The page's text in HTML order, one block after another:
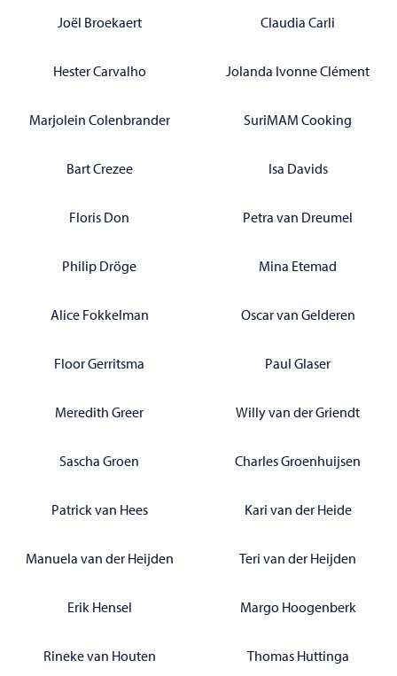
Joël Broekaert Claudia Carli
Hester Carvalho Jolanda Ivonne Clément
Marjolein Colenbrander SuriMAM Cooking
Bart Crezee Isa Davids
Floris Don Petra van Dreumel
Philip Dröge Mina Etemad
Alice Fokkelman Oscar van Gelderen
Floor Gerritsma Paul Glaser
Meredith Greer Willy van der Griendt
Sascha Groen Charles Groenhuijsen
Patrick van Hees Kari van der Heide
Manuela van der Heijden Teri van der Heijden
Erik Hensel Margo Hoogenberk
Rineke van Houten Thomas Huttinga